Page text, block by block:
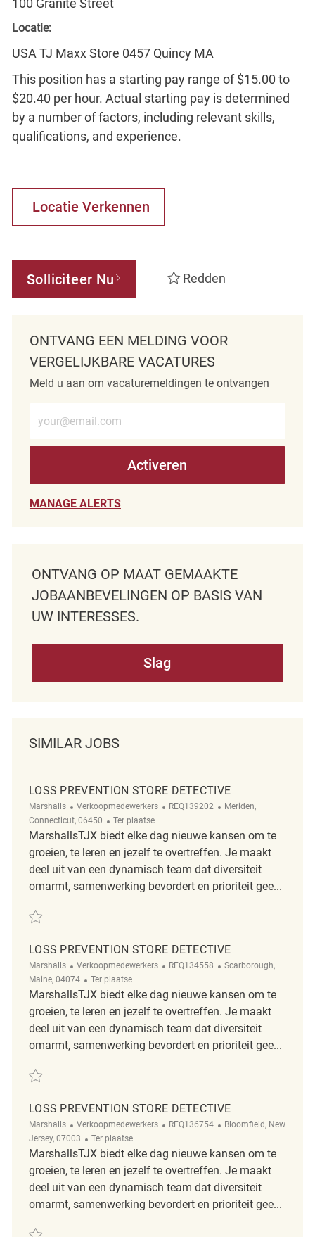
Locatie:
USA TJ Maxx Store 0457 Quincy MA
This position has a starting pay range of $15.00 to
$20.40 per hour. Actual starting pay is determined
by a number of factors, including relevant skills,
qualifications, and experience.
Locatie Verkennen
Solliciteer Nu Redden
ONTVANG EEN MELDING VOOR
VERGELIJKBARE VACATURES
Meld u aan om vacaturemeldingen te ontvangen
Activeren
MANAGE ALERTS
ONTVANG OP MAAT GEMAAKTE
JOBAANBEVELINGEN OP BASIS VAN
UW INTERESSES.
Slag
SIMILAR JOBS
LOSS PREVENTION STORE DETECTIVE
Marshalls Categorie
Verkoopmedewerkers ReqId
REQ139202 Plaats
Meriden,
Connecticut, 06450
Afgelegen
Ter plaatse
MarshallsTJX biedt elke dag nieuwe kansen om te
groeien, te leren en jezelf te overtreffen. Je maakt
deel uit van een dynamisch team dat diversiteit
omarmt, samenwerking bevordert en prioriteit gee...
Redden Loss Prevention Store Detective REQ139202
LOSS PREVENTION STORE DETECTIVE
Marshalls Categorie
Verkoopmedewerkers ReqId
REQ134558 Plaats
Scarborough,
Maine, 04074
Afgelegen
Ter plaatse
MarshallsTJX biedt elke dag nieuwe kansen om te
groeien, te leren en jezelf te overtreffen. Je maakt
deel uit van een dynamisch team dat diversiteit
omarmt, samenwerking bevordert en prioriteit gee...
Redden Loss Prevention Store Detective REQ134558
LOSS PREVENTION STORE DETECTIVE
Marshalls Categorie
Verkoopmedewerkers ReqId
REQ136754 Plaats
Bloomfield, New
Jersey, 07003
Afgelegen
Ter plaatse
MarshallsTJX biedt elke dag nieuwe kansen om te
groeien, te leren en jezelf te overtreffen. Je maakt
deel uit van een dynamisch team dat diversiteit
omarmt, samenwerking bevordert en prioriteit gee...
Redden Loss Prevention Store Detective REQ136754